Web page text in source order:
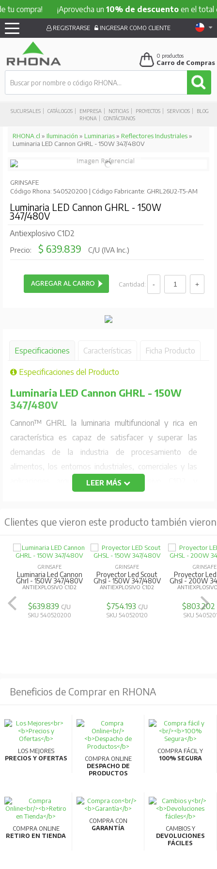
¡Aprovecha un10% de descuentoen el total de tu
SUCURSALES CATÁLOGOS EMPRESA NOTICIAS PROYECTOS SERVICIOS
BLOG
RHONA
CONTÁCTANOS
REGISTRARSE INGRESAR COMO CLIENTE
0 productos
Carro de Compras
RHONA.cl » Iluminación » Luminarias» Reflectores Industriales»
Luminaria LED Cannon GHRL - 150W 347/480V
GRINSAFE
Código Rhona: 540520200 | Código Fabricante: GHRL26U2-T5-AM
Luminaria LED Cannon GHRL - 150W
347/480V
Antiexplosivo C1D2
Precio: $ 639.839 C/U (IVA Inc.)
Cantidad:
Especificaciones Características Ficha Producto
Especificaciones del Producto
Luminaria LED Cannon GHRL - 150W
347/480V
Cannon™ GHRL la luminaria multifuncional y rica en
característica es capaz de satisfacer y superar las
demandas de la industria de procesamiento de
alimentos, los entornos industriales, comerciales y las
aplicaciones arquitectónicas. Antiexplosivo C1D2 y
Voltaje de Entrada: AC100-277, 347-480V
Frecuencia de Entrada:
50/60Hz
Factor de Potencia:
> 0.95
Eficacia del Driver:
≥ 90%
Temperatura de Color:Ámber
AMBIENTAL:
Temperatura ambiente:-40°C~+65°C
Humedad ambiental:10%~90% RH
Presión atmosférica:86~106KPa
Material de Lentes:Vidrio / PC / Vidrio de lente caída
Opciones de Montaje:Colgante / A poste / U-
Soporte
LEER MÁS
Clientes que vieron este producto también vieron
GRINSAFE
Luminaria Led Cannon
Ghrl - 150W 347/480V
ANTIEXPLOSIVO C1D2
$639.839 C/U
SKU 540520200
GRINSAFE
Proyector Led Scout
Ghsl - 150W 347/480V
ANTIEXPLOSIVO C1D2
$754.193 C/U
SKU 540520120
GRINSAFE
Proyector
Ghsl - 200W
$803.202
SKU
Beneficios de Comprar en RHONA
LOS MEJORES
PRECIOS Y OFERTAS
COMPRA ONLINE
DESPACHO DE
PRODUCTOS
COMPRA FÁCIL Y
100% SEGURA
COMPRA ONLINE
RETIRO EN TIENDA
COMPRA CON
GARANTÍA
CAMBIOS Y
DEVOLUCIONES
FÁCILES